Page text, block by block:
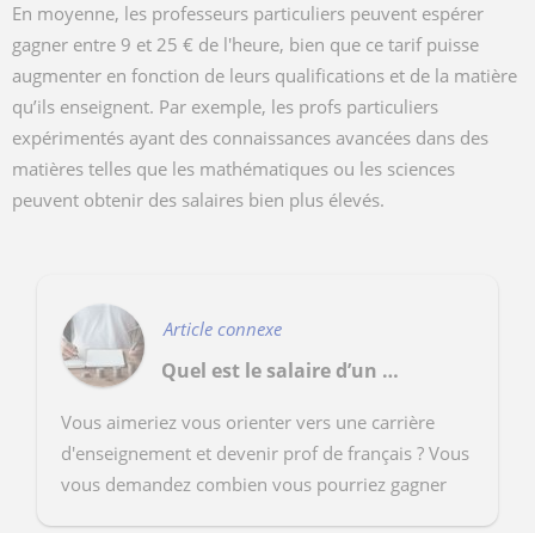
En moyenne, les professeurs particuliers peuvent espérer
gagner entre 9 et 25 € de l'heure, bien que ce tarif puisse
augmenter en fonction de leurs qualifications et de la matière
qu’ils enseignent. Par exemple, les profs particuliers
expérimentés ayant des connaissances avancées dans des
matières telles que les mathématiques ou les sciences
peuvent obtenir des salaires bien plus élevés.
Article connexe
Quel est le salaire d’un prof de français ?
Vous aimeriez vous orienter vers une carrière
d'enseignement et devenir prof de français ? Vous
vous demandez combien vous pourriez gagner